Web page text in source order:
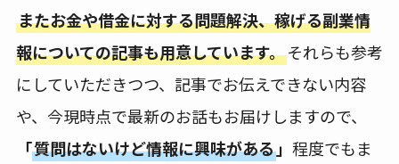
またお金や借金に対する問題解決、稼げる副業情
報についての記事も用意しています。それらも参考
にしていただきつつ、記事でお伝えできない内容
や、今現時点で最新のお話もお届けしますので、
「質問はないけど情報に興味がある」 程度でもま